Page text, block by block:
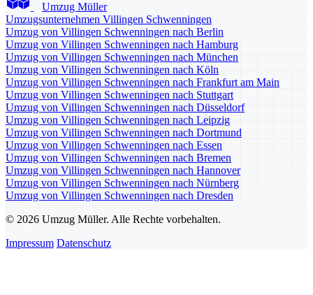
Umzug Müller
Umzugsunternehmen Villingen Schwenningen
Umzug von Villingen Schwenningen nach Berlin
Umzug von Villingen Schwenningen nach Hamburg
Umzug von Villingen Schwenningen nach München
Umzug von Villingen Schwenningen nach Köln
Umzug von Villingen Schwenningen nach Frankfurt am Main
Umzug von Villingen Schwenningen nach Stuttgart
Umzug von Villingen Schwenningen nach Düsseldorf
Umzug von Villingen Schwenningen nach Leipzig
Umzug von Villingen Schwenningen nach Dortmund
Umzug von Villingen Schwenningen nach Essen
Umzug von Villingen Schwenningen nach Bremen
Umzug von Villingen Schwenningen nach Hannover
Umzug von Villingen Schwenningen nach Nürnberg
Umzug von Villingen Schwenningen nach Dresden
© 2026 Umzug Müller. Alle Rechte vorbehalten.
Impressum Datenschutz